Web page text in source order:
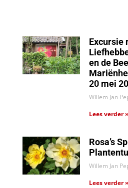
Excursie
en de
20 mei
Willem Jan
Lees verder »
Rosa’s
Willem Jan
Lees verder »